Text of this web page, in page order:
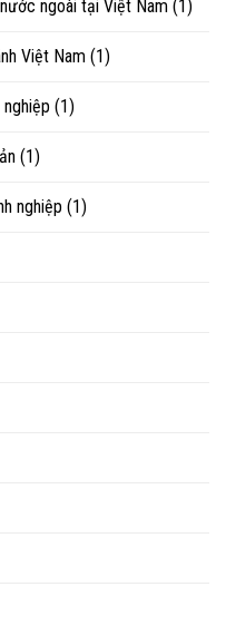
ngoài tại Việt Nam (1)
Việt Nam (1)
(1)
(1)
nghiệp (1)